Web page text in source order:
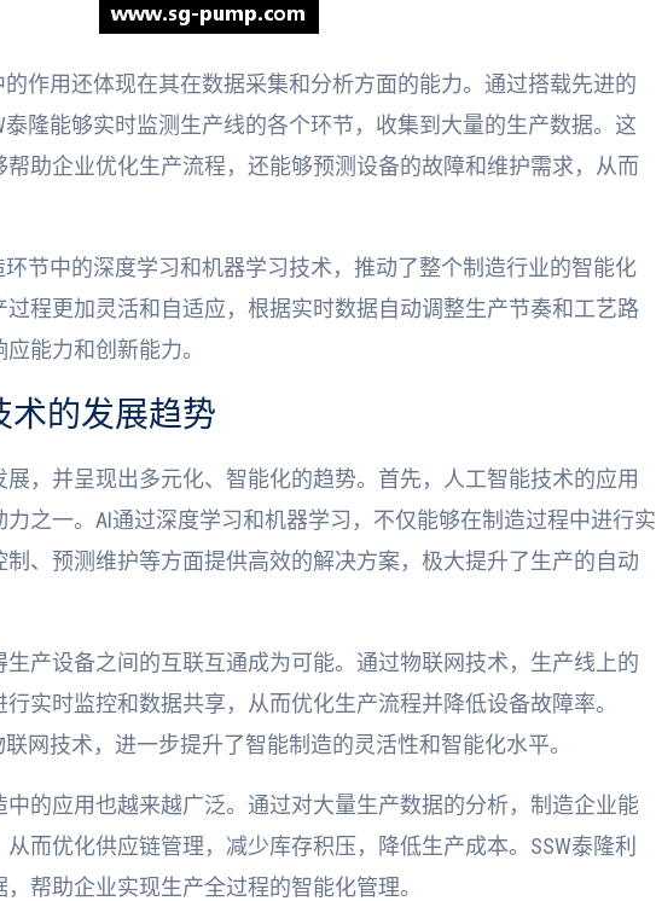
的作用还体现在其在数据采集和分析方面的能力。通过搭载先进的
泰隆能够实时监测生产线的各个环节，收集到大量的生产数据。这
助企业优化生产流程，还能够预测设备的故障和维护需求，从而
环节中的深度学习和机器学习技术，推动了整个制造行业的智能化
程更加灵活和自适应，根据实时数据自动调整生产节奏和工艺路
能力和创新能力。
术的发展趋势
，并呈现出多元化、智能化的趋势。首先，人工智能技术的应用
之一。AI通过深度学习和机器学习，不仅能够在制造过程中进行实
、预测维护等方面提供高效的解决方案，极大提升了生产的自动
产设备之间的互联互通成为可能。通过物联网技术，生产线上的
实时监控和数据共享，从而优化生产流程并降低设备故障率。
网技术，进一步提升了智能制造的灵活性和智能化水平。
的应用也越来越广泛。通过对大量生产数据的分析，制造企业能
而优化供应链管理，减少库存积压，降低生产成本。SSW泰隆利
帮助企业实现生产全过程的智能化管理。